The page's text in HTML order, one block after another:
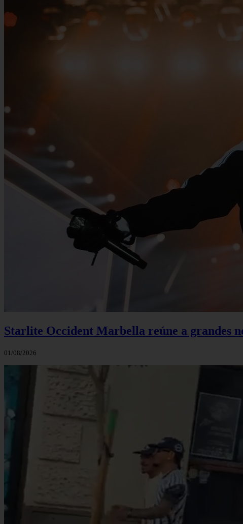
Starlite Occident Marbella reúne a grandes
01/08/2026